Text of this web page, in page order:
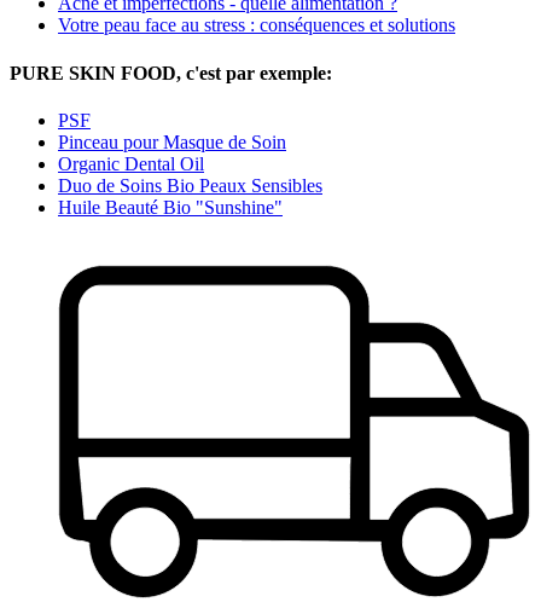
Votre peau face au stress : conséquences et solutions
PURE SKIN FOOD, c'est par exemple:
PSF
Pinceau pour Masque de Soin
Organic Dental Oil
Duo de Soins Bio Peaux Sensibles
Huile Beauté Bio "Sunshine"